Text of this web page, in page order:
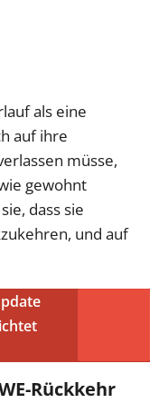
als eine
auf ihre
müsse,
gewohnt
dass sie
und auf
Rückkehr